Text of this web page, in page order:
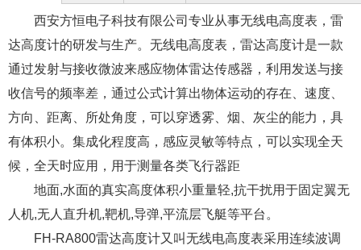
西安方恒电子科技有限公司专业从事无线电高度表，雷
达高度计的研发与生产。无线电高度表，雷达高度计是一款
通过发射与接收微波来感应物体雷达传感器，利用发送与接
收信号的频率差，通过公式计算出物体运动的存在、速度、
方向、距离、所处角度，可以穿透雾、烟、灰尘的能力，具
有体积小。集成化程度高，感应灵敏等特点，可以实现全天
候，全天时应用，用于测量各类飞行器距
地面,水面的真实高度体积小重量轻,抗干扰用于固定翼无
人机,无人直升机,靶机,导弹,平流层飞艇等平台。
FH-RA800雷达高度计又叫无线电高度表采用连续波调